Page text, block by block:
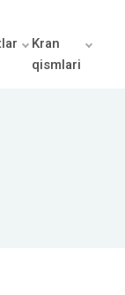
Kran
qismlari